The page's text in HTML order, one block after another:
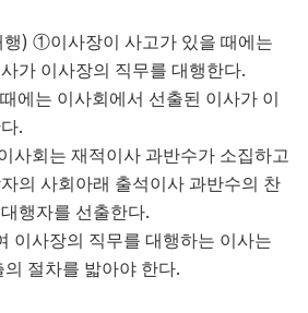
)①이사장이 사고가 있을 때에는
가 이사장의 직무를 대행한다.
에는 이사회에서 선출된 이사가 이
.
사회는 재적이사 과반수가 소집하고
의 사회아래 출석이사 과반수의 찬
행자를 선출한다.
이사장의 직무를 대행하는 이사는
절차를 밟아야 한다.